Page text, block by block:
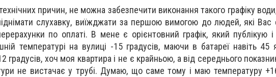
причин, не можна забезпечити виконання такого графіку
слухавку, виїжджати за першою вимогою до людей, які Вас
по оплаті. В мене є орієнтовний графік, який публікую
температурі на вулиці -15 градусів, маючи в батареї навіть
градусів, хоч моя квартира і не є крайньою, а від середнього
не вистачає у трубі. Думаю, що саме тому і маю температуру